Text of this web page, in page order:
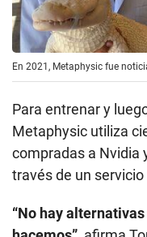
En 2021, Metaphysic fue
Para entrenar y
Metaphysic utiliza
compradas a Nvidia
través de un
“No hay